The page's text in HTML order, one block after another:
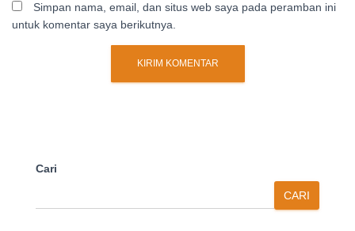
Simpan nama, email, dan situs web saya pada peramban ini
untuk komentar saya berikutnya.
Cari
CARI